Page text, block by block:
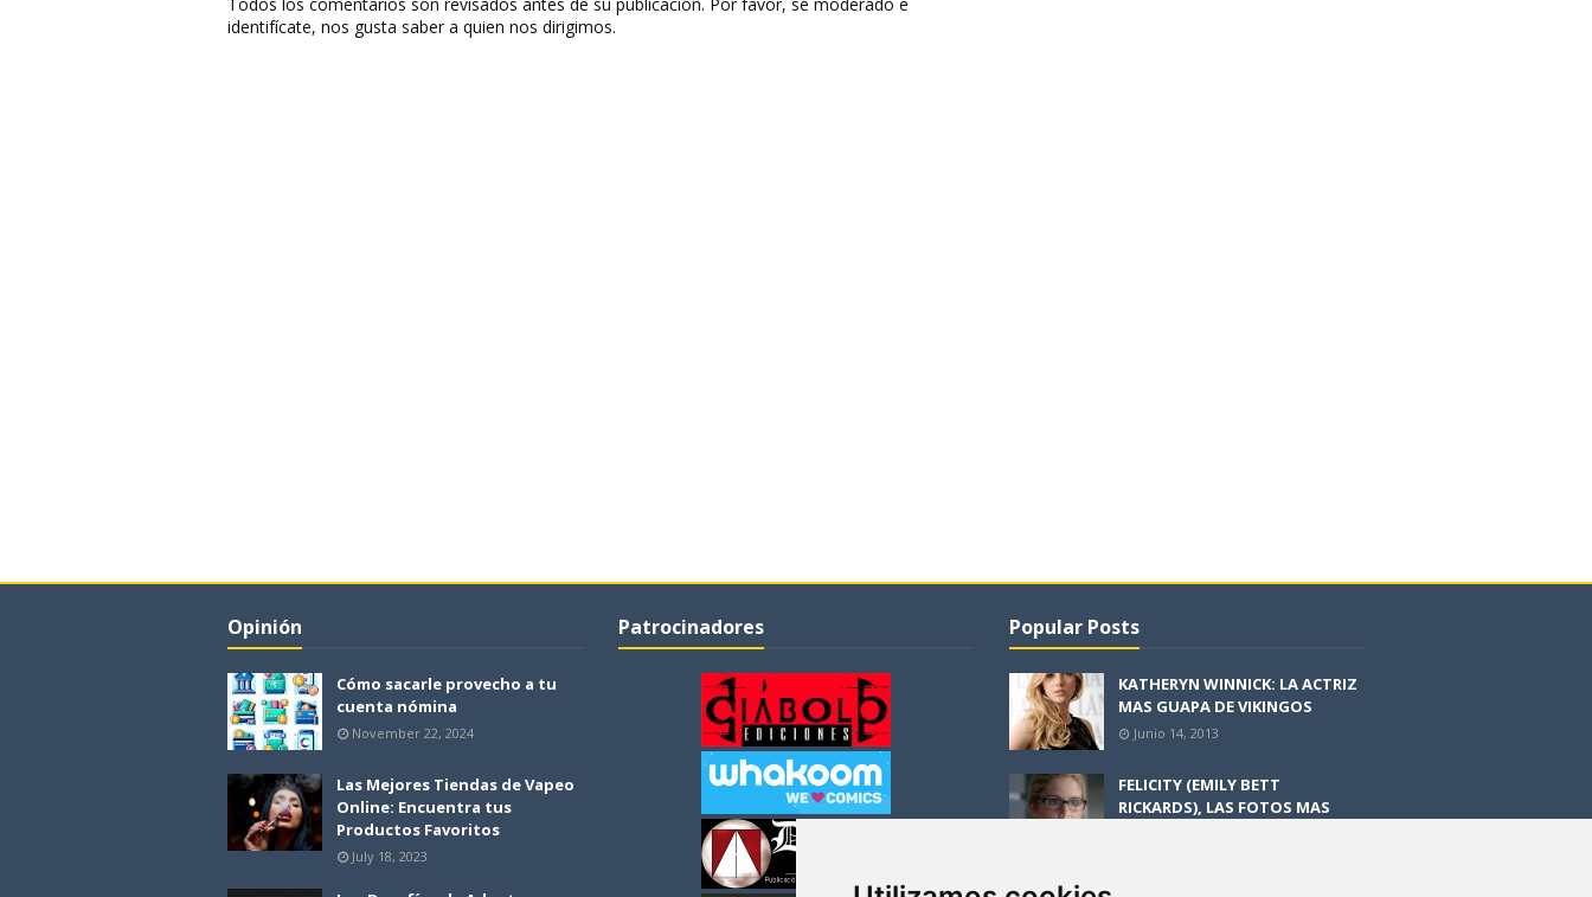
identifícate, nos gusta saber a quien nos dirigimos.
Opinión
Cómo sacarle provecho a tu
cuenta nómina
November 22, 2024
Las Mejores Tiendas de Vapeo
Online: Encuentra tus
Productos Favoritos
July 18, 2023
Patrocinadores Popular Posts
KATHERYN WINNICK: LA ACTRIZ
MAS GUAPA DE VIKINGOS
Junio 14, 2013
FELICITY (EMILY BETT
RICKARDS), LAS FOTOS MAS